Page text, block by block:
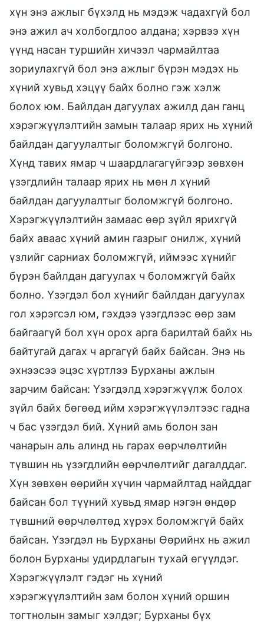
хүн энэ ажлыг бүхэлд нь мэдэж чадахгүй бол
энэ ажил ач холбогдлоо алдана; хэрвээ хүн
үүнд насан туршийн хичээл чармайлтаа
зориулахгүй бол энэ ажлыг бүрэн мэдэх нь
хүний хувьд хэцүү байх болно гэж хэлж
болох юм. Байлдан дагуулах ажилд дан ганц
хэрэгжүүлэлтийн замын талаар ярих нь хүний
байлдан дагуулалтыг боломжгүй болгоно.
Хүнд тавих ямар ч шаардлагагүйгээр зөвхөн
үзэгдлийн талаар ярих нь мөн л хүний
байлдан дагуулалтыг боломжгүй болгоно.
Хэрэгжүүлэлтийн замаас өөр зүйл ярихгүй
байх аваас хүний амин газрыг онилж, хүний
үзлийг сарниах боломжгүй, иймээс хүнийг
бүрэн байлдан дагуулах ч боломжгүй байх
болно. Үзэгдэл бол хүнийг байлдан дагуулах
гол хэрэгсэл юм, гэхдээ үзэгдлээс өөр зам
байгаагүй бол хүн орох арга барилтай байх нь
байтугай дагах ч аргагүй байх байсан. Энэ нь
эхнээсээ эцэс хүртлээ Бурханы ажлын
зарчим байсан: Үзэгдэлд хэрэгжүүлж болох
зүйл байх бөгөөд ийм хэрэгжүүлэлтээс гадна
ч бас үзэгдэл бий. Хүний амь болон зан
чанарын аль алинд нь гарах өөрчлөлтийн
түвшин нь үзэгдлийн өөрчлөлтийг дагалддаг.
Хүн зөвхөн өөрийн хүчин чармайлтад найддаг
байсан бол түүний хувьд ямар нэгэн өндөр
түвшний өөрчлөлтөд хүрэх боломжгүй байх
байсан. Үзэгдэл нь Бурханы Өөрийнх нь ажил
болон Бурханы удирдлагын тухай өгүүлдэг.
Хэрэгжүүлэлт гэдэг нь хүний
хэрэгжүүлэлтийн зам болон хүний оршин
тогтнолын замыг хэлдэг; Бурханы бүх